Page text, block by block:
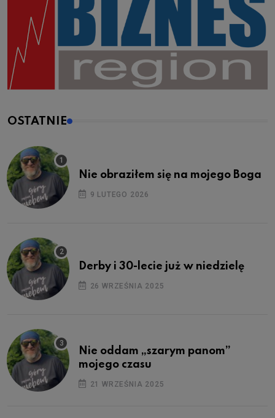
OSTATNIE
Nie obraziłem się na mojego Boga
9 LUTEGO 2026
Derby i 30-lecie już w niedzielę
26 WRZEŚNIA 2025
Nie oddam „szarym panom”
mojego czasu
21 WRZEŚNIA 2025